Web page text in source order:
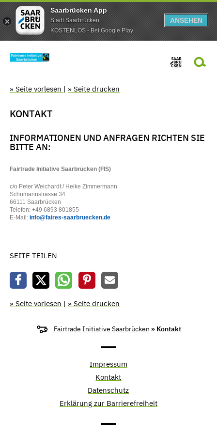
Saarbrücken App
Stadt Saarbrücken
KOSTENLOS - Bei Google Play
ANSEHEN
» Seite vorlesen | » Seite drucken
KONTAKT
INFORMATIONEN UND ANFRAGEN RICHTEN SIE
BITTE AN:
Fairtrade Initiative Saarbrücken (FIS)
c/o Peter Weichardt / Heike Zimmermann
Schumannstrasse 34
66111 Saarbrücken
Telefon: +49 6893 801855
E-Mail: info@faires-saarbruecken.de
SEITE TEILEN
» Seite vorlesen | » Seite drucken
Fairtrade Initiative Saarbrücken » Kontakt
Impressum
Kontakt
Datenschutz
Erklärung zur Barrierefreiheit